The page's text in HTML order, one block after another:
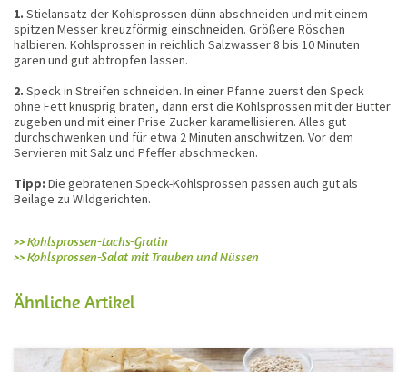
1. Stielansatz der Kohlsprossen dünn abschneiden und mit einem
spitzen Messer kreuzförmig einschneiden. Größere Röschen
halbieren. Kohlsprossen in reichlich Salzwasser 8 bis 10 Minuten
garen und gut abtropfen lassen.
2. Speck in Streifen schneiden. In einer Pfanne zuerst den Speck
ohne Fett knusprig braten, dann erst die Kohlsprossen mit der Butter
zugeben und mit einer Prise Zucker karamellisieren. Alles gut
durchschwenken und für etwa 2 Minuten anschwitzen. Vor dem
Servieren mit Salz und Pfeffer abschmecken.
Tipp: Die gebratenen Speck-Kohlsprossen passen auch gut als
Beilage zu Wildgerichten.
>> Kohlsprossen-Lachs-Gratin
>> Kohlsprossen-Salat mit Trauben und Nüssen
Ähnliche Artikel